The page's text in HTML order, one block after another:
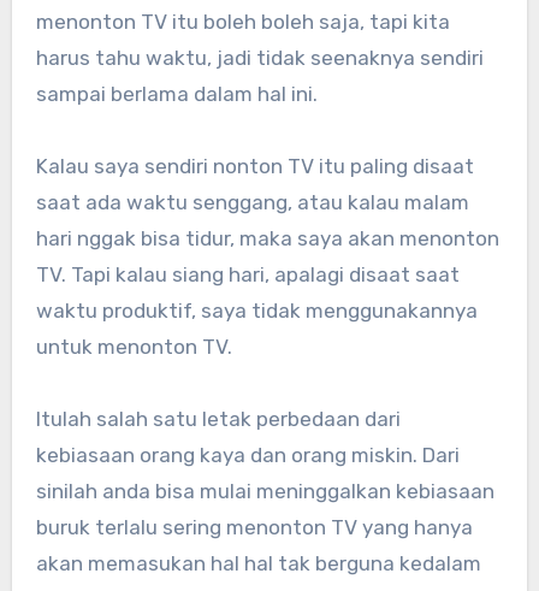
menonton TV itu boleh boleh saja, tapi kita
harus tahu waktu, jadi tidak seenaknya sendiri
sampai berlama dalam hal ini.
Kalau saya sendiri nonton TV itu paling disaat
saat ada waktu senggang, atau kalau malam
hari nggak bisa tidur, maka saya akan menonton
TV. Tapi kalau siang hari, apalagi disaat saat
waktu produktif, saya tidak menggunakannya
untuk menonton TV.
Itulah salah satu letak perbedaan dari
kebiasaan orang kaya dan orang miskin. Dari
sinilah anda bisa mulai meninggalkan kebiasaan
buruk terlalu sering menonton TV yang hanya
akan memasukan hal hal tak berguna kedalam